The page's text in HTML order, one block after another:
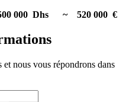
Dhs ~ 520 000 €
nous vous répondrons dans